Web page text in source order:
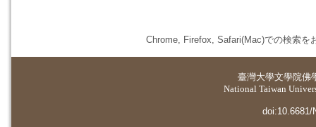
Chrome, Firefox, Safari(Mac)での検索を
臺灣大學文學院佛
National Taiwan
doi:10.6681/